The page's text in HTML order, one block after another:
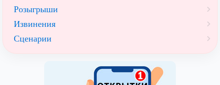
Розыгрыши
Извинения
Сценарии